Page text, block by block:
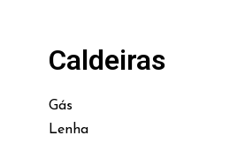
Caldeiras
Gás
Lenha